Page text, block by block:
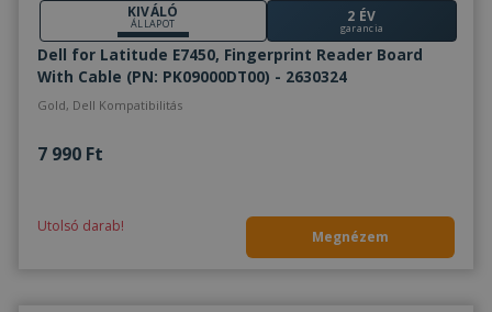
KIVÁLÓ
ÁLLAPOT 2 ÉV
garancia
Dell for Latitude E7450, Fingerprint Reader Board
With Cable (PN: PK09000DT00) - 2630324
Gold, Dell Kompatibilitás
7 990 Ft
Utolsó darab!
Megnézem